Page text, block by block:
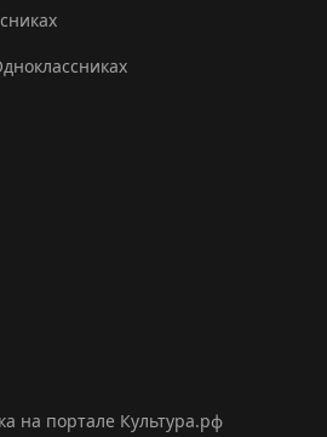
на портале Культура.рф